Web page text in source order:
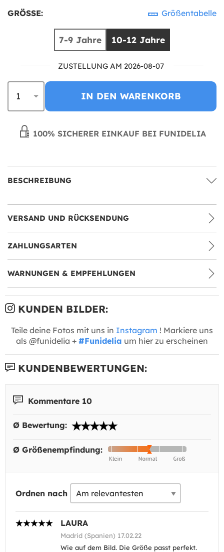
GRÖSSE: Größentabelle
7-9 Jahre 10-12 Jahre
ZUSTELLUNG AM 2026-08-07
IN DEN WARENKORB
100% SICHERER EINKAUF BEI FUNIDELIA
BESCHREIBUNG
VERSAND UND RÜCKSENDUNG
ZAHLUNGSARTEN
WARNUNGEN & EMPFEHLUNGEN
KUNDEN BILDER:
Teile deine Fotos mit uns in Instagram ! Markiere uns
als @funidelia + #Funidelia um hier zu erscheinen
KUNDENBEWERTUNGEN:
Kommentare 10
Ø Bewertung:
Ø Größenempfindung:
Ordnen nach
LAURA
Madrid (Spanien) 17.02.22
Wie auf dem Bild. Die Größe passt perfekt.